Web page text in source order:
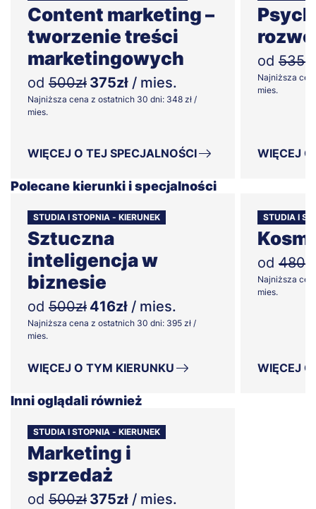
Content marketing –
tworzenie treści
marketingowych
od 500zł 375zł / mies.
Najniższa cena z ostatnich 30 dni: 348 zł /
mies.
WIĘCEJ O TEJ SPECJALNOŚCI
od 535zł
Najniższa
mies.
WIĘCEJ
Polecane kierunki i specjalności
STUDIA I STOPNIA - KIERUNEK
Sztuczna
inteligencja w
biznesie
od 500zł 416zł / mies.
Najniższa cena z ostatnich 30 dni: 395 zł /
mies.
WIĘCEJ O TYM KIERUNKU
STUDIA I
od 480zł
Najniższa
mies.
WIĘCEJ
Inni oglądali również
STUDIA I STOPNIA - KIERUNEK
Marketing i
sprzedaż
od 500zł 375zł / mies.